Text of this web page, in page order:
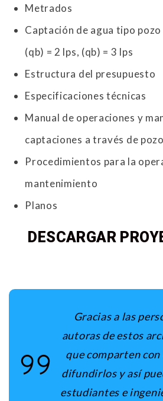
Metrados
Captación de agua tipo
(qb) = 2 lps, (qb) = 3 lps
Estructura del presupuesto
Especificaciones técnicas
Manual de operaciones y
captaciones a través de
Procedimientos para la
mantenimiento
Planos
DESCARGAR
Gracias a las
autoras de estos
que comparten
difundirlos y así
estudiantes e